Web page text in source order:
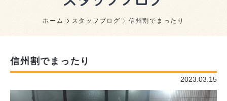
ホーム スタッフブログ 信州割でまったり
信州割でまったり
2023.03.15